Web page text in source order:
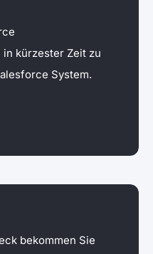
kürzester Zeit zu
System.
bekommen Sie